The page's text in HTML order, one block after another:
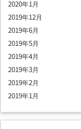
2020年1月
2019年12月
2019年6月
2019年5月
2019年4月
2019年3月
2019年2月
2019年1月